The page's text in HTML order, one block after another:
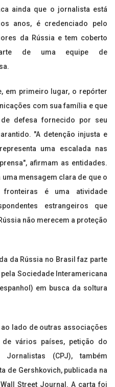
ainda que o jornalista está
anos, é credenciado pelo
da Rússia e tem coberto
de uma equipe de
em primeiro lugar, o repórter
com sua família e que
defesa fornecido por seu
"A detenção injusta e
uma escalada nas
afirmam as entidades.
uma mensagem clara de que o
é uma atividade
estrangeiros que
não merecem a proteção
da Rússia no Brasil faz parte
Sociedade Interamericana
em busca da soltura
lado de outras associações
vários países, petição do
(CPJ), também
de Gershkovich, publicada na
Street Journal. A carta foi